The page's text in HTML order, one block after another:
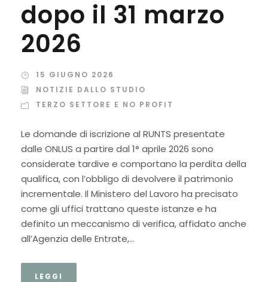
dopo il 31 marzo
2026
15 GIUGNO 2026
NOTIZIE DALLO STUDIO
TERZO SETTORE E NO PROFIT
Le domande di iscrizione al RUNTS presentate
dalle ONLUS a partire dal 1° aprile 2026 sono
considerate tardive e comportano la perdita della
qualifica, con l’obbligo di devolvere il patrimonio
incrementale. Il Ministero del Lavoro ha precisato
come gli uffici trattano queste istanze e ha
definito un meccanismo di verifica, affidato anche
all’Agenzia delle Entrate,...
LEGGI